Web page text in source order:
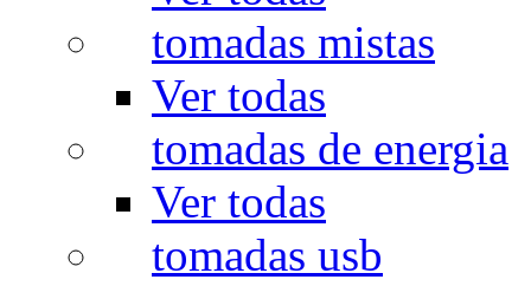
tomadas mistas
Ver todas
tomadas de energia
Ver todas
tomadas usb